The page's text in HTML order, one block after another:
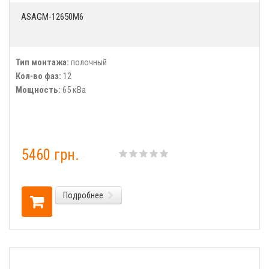
ASAGM-12650M6
Тип монтажа: полочный
Кол-во фаз: 12
Мощность: 65 кВа
5460 грн.
Подробнее